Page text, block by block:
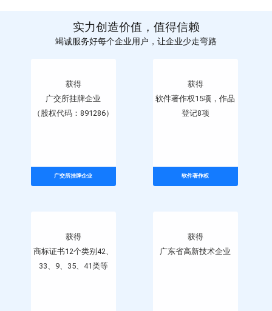
实力创造价值，值得信赖
竭诚服务好每个企业用户，让企业少走弯路
获得
广交所挂牌企业
（股权代码：891286）
广交所挂牌企业
获得
软件著作权15项，作品
登记8项
软件著作权
获得
商标证书12个类别42、
33、9、35、41类等
获得
广东省高新技术企业